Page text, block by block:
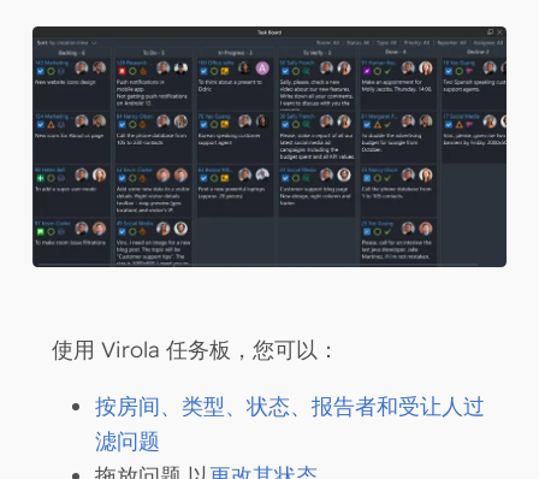
使用 Virola 任务板，您可以：
按房间、类型、状态、报告者和受让人过
滤问题